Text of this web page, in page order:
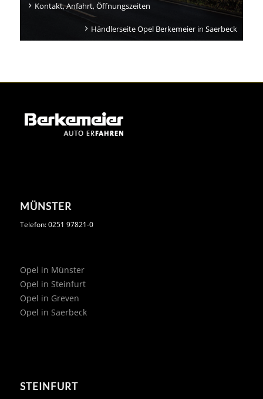
Kontakt, Anfahrt, Öffnungszeiten
Händlerseite Opel Berkemeier in Saerbeck
MÜNSTER
Telefon: 0251 97821-0
Opel in Münster
Opel in Steinfurt
Opel in Greven
Opel in Saerbeck
STEINFURT